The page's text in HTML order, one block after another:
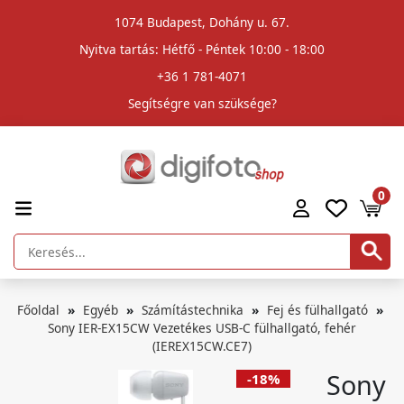
1074 Budapest, Dohány u. 67.
Nyitva tartás: Hétfő - Péntek 10:00 - 18:00
+36 1 781-4071
Segítségre van szüksége?
0
Főoldal Egyéb Számítástechnika
Fej és fülhallgató
Sony IER-EX15CW Vezetékes USB-C fülhallgató, fehér
(IEREX15CW.CE7)
-18%
Sony